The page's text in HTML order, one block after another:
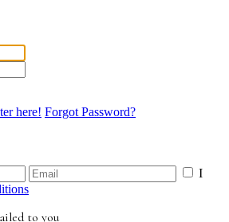
here! Forgot Password?
I
to you